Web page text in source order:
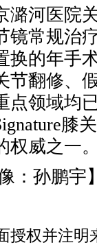
河医院
镜常规治
换的年手
节翻修、
点领域均
膝
权威之一
：孙鹏宇
授权并注明